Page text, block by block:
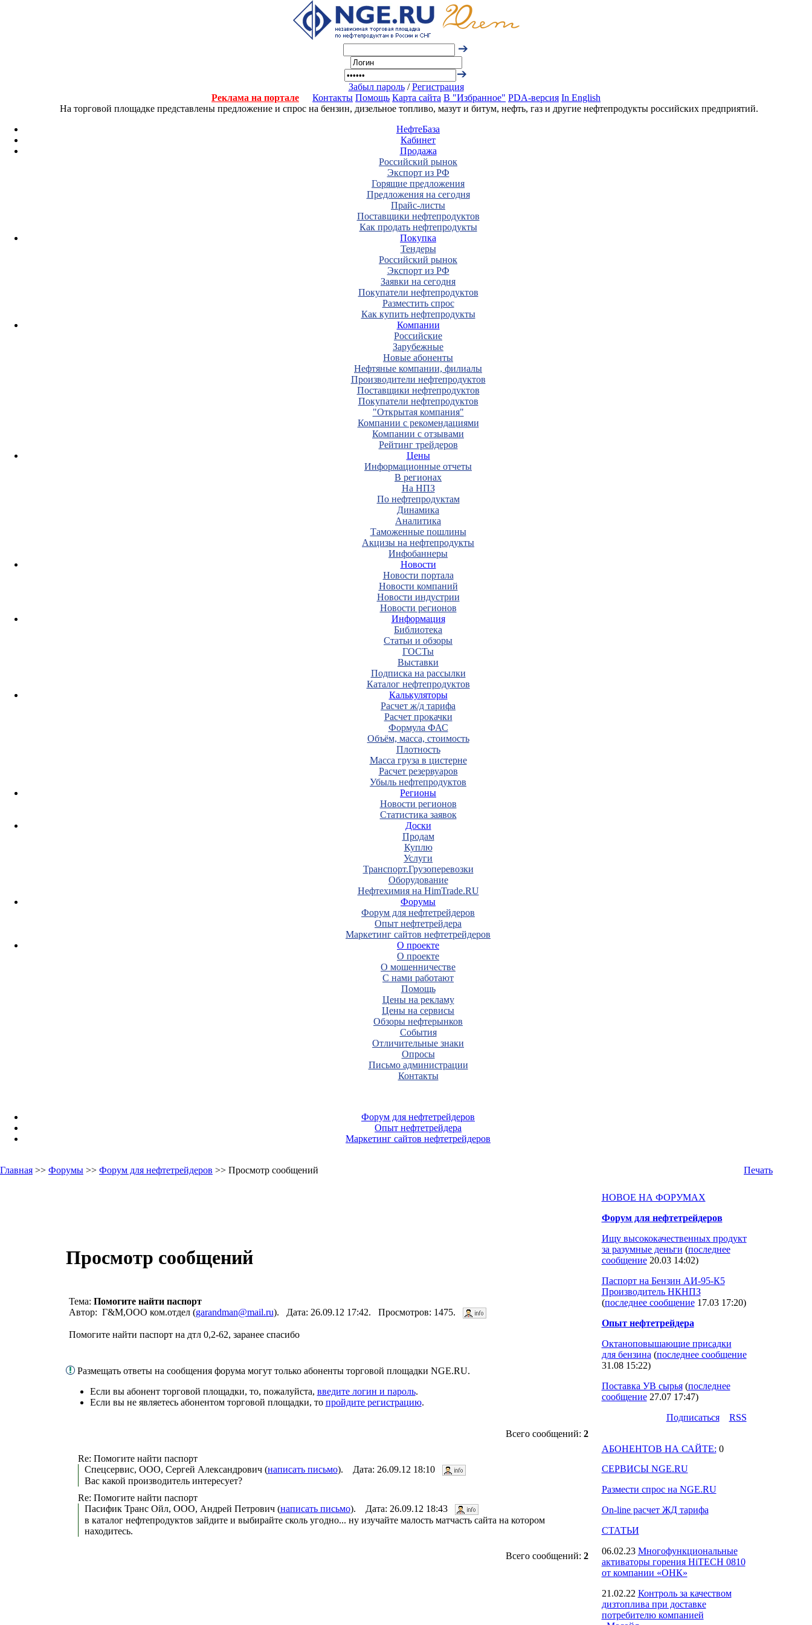
Забыл пароль/Регистрация
Реклама на портале
Контакты Помощь Карта сайта В "Избранное" PDA-версия In English
На торговой площадке представлены предложение и спрос на бензин, дизельное топливо, мазут и битум, нефть, газ и другие нефтепродукты российских предприятий.
НефтеБаза
Кабинет
Продажа
Российский рынок
Экспорт из РФ
Горящие предложения
Предложения на сегодня
Прайс-листы
Поставщики нефтепродуктов
Как продать нефтепродукты
Покупка
Тендеры
Российский рынок
Экспорт из РФ
Заявки на сегодня
Покупатели нефтепродуктов
Разместить спрос
Как купить нефтепродукты
Компании
Российские
Зарубежные
Новые абоненты
Нефтяные компании, филиалы
Производители нефтепродуктов
Поставщики нефтепродуктов
Покупатели нефтепродуктов
"Открытая компания"
Компании с рекомендациями
Компании с отзывами
Рейтинг трейдеров
Цены
Информационные отчеты
В регионах
На НПЗ
По нефтепродуктам
Динамика
Аналитика
Таможенные пошлины
Акцизы на нефтепродукты
Инфобаннеры
Новости
Новости портала
Новости компаний
Новости индустрии
Новости регионов
Информация
Библиотека
Статьи и обзоры
ГОСТы
Выставки
Подписка на рассылки
Каталог нефтепродуктов
Калькуляторы
Расчет ж/д тарифа
Расчет прокачки
Формула ФАС
Объём, масса, стоимость
Плотность
Масса груза в цистерне
Расчет резервуаров
Убыль нефтепродуктов
Регионы
Новости регионов
Статистика заявок
Доски
Продам
Куплю
Услуги
Транспорт.Грузоперевозки
Оборудование
Нефтехимия на HimTrade.RU
Форумы
Форум для нефтетрейдеров
Опыт нефтетрейдера
Маркетинг сайтов нефтетрейдеров
О проекте
О проекте
О мошенничестве
С нами работают
Помощь
Цены на рекламу
Цены на сервисы
Обзоры нефтерынков
События
Отличительные знаки
Опросы
Письмо администрации
Контакты
Форум для нефтетрейдеров
Опыт нефтетрейдера
Маркетинг сайтов нефтетрейдеров
Главная >> Форумы >> Форум для нефтетрейдеров >> Просмотр сообщений Печать
Просмотр сообщений
Тема: Помогите найти паспорт
Автор: Г&М,ООО ком.отдел (garandman@mail.ru). Дата: 26.09.12 17:42. Просмотров: 1475.
Помогите найти паспорт на дтл 0,2-62, заранее спасибо
Размещать ответы на сообщения форума могут только абоненты торговой площадки NGE.RU.
Если вы абонент торговой площадки, то, пожалуйста, введите логин и пароль.
Если вы не являетесь абонентом торговой площадки, то пройдите регистрацию.
Всего сообщений: 2
Re: Помогите найти паспорт
Спецсервис, ООО, Сергей Александрович (написать письмо). Дата: 26.09.12 18:10
Вас какой производитель интересует?
Re: Помогите найти паспорт
Пасифик Транс Ойл, ООО, Андрей Петрович (написать письмо). Дата: 26.09.12 18:43
в каталог нефтепродуктов зайдите и выбирайте сколь угодно... ну изучайте малость матчасть сайта на котором
находитесь.
Всего сообщений: 2
НОВОЕ НА ФОРУМАХ
Форум для нефтетрейдеров
Ищу высококачественных продукт
за разумные деньги (последнее
сообщение 20.03 14:02)
Паспорт на Бензин АИ-95-К5
Производитель НКНПЗ
(последнее сообщение 17.03 17:20)
Опыт нефтетрейдера
Октаноповышающие присадки
для бензина (последнее сообщение
31.08 15:22)
Поставка УВ сырья(последнее
сообщение 27.07 17:47)
Подпиcаться
RSS
АБОНЕНТОВ НА САЙТЕ: 0
СЕРВИСЫ NGE.RU
Размести спрос на NGE.RU
On-line расчет ЖД тарифа
СТАТЬИ
06.02.23 Многофункциональные
активаторы горения HiTECH 0810
от компании «ОНК»
21.02.22 Контроль за качеством
дизтоплива при доставке
потребителю компанией